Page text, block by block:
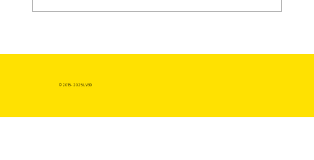
© 2015- 2025 LV3D